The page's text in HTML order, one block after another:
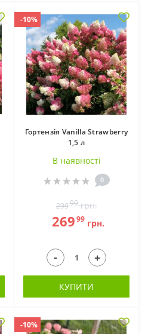
-10%
Гортензія Vanilla Strawberry
1,5 л
В наявностi
0
29999грн.
26999грн.
- +
КУПИТИ
-10%